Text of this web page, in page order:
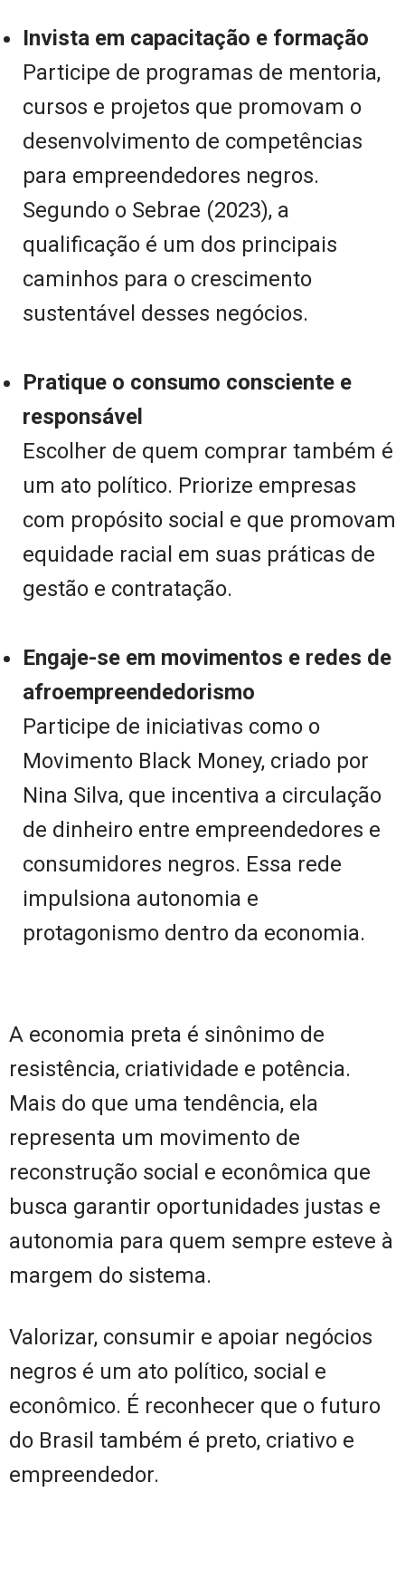
Invista em capacitação e formação
Participe de programas de mentoria,
cursos e projetos que promovam o
desenvolvimento de competências
para empreendedores negros.
Segundo o Sebrae (2023), a
qualificação é um dos principais
caminhos para o crescimento
sustentável desses negócios.
Pratique o consumo consciente e
responsável
Escolher de quem comprar também é
um ato político. Priorize empresas
com propósito social e que promovam
equidade racial em suas práticas de
gestão e contratação.
Engaje-se em movimentos e redes de
afroempreendedorismo
Participe de iniciativas como o
Movimento Black Money, criado por
Nina Silva, que incentiva a circulação
de dinheiro entre empreendedores e
consumidores negros. Essa rede
impulsiona autonomia e
protagonismo dentro da economia.
A economia preta é sinônimo de
resistência, criatividade e potência.
Mais do que uma tendência, ela
representa um movimento de
reconstrução social e econômica que
busca garantir oportunidades justas e
autonomia para quem sempre esteve à
margem do sistema.
Valorizar, consumir e apoiar negócios
negros é um ato político, social e
econômico. É reconhecer que o futuro
do Brasil também é preto, criativo e
empreendedor.